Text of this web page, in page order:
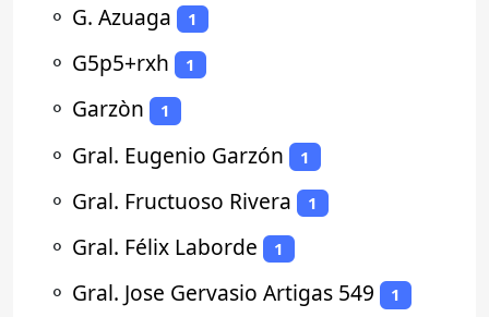
⚬ G. Azuaga 1
⚬ G5p5+rxh 1
⚬ Garzòn 1
⚬ Gral. Eugenio Garzón 1
⚬ Gral. Fructuoso Rivera 1
⚬ Gral. Félix Laborde 1
⚬ Gral. Jose Gervasio Artigas 549 1